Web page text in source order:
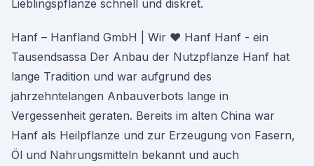
Lieblingspflanze schnell und diskret.
Hanf – Hanfland GmbH | Wir ♥ Hanf Hanf - ein
Tausendsassa Der Anbau der Nutzpflanze Hanf hat
lange Tradition und war aufgrund des
jahrzehntelangen Anbauverbots lange in
Vergessenheit geraten. Bereits im alten China war
Hanf als Heilpflanze und zur Erzeugung von Fasern,
Öl und Nahrungsmitteln bekannt und auch